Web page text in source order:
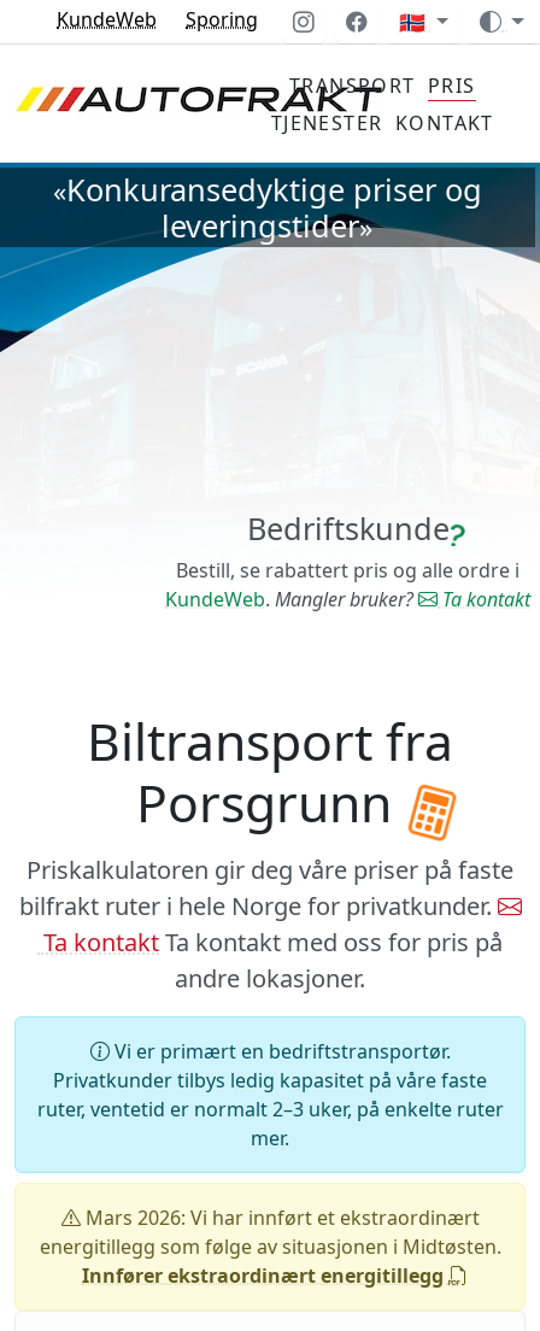
KundeWeb Sporing 🇳🇴
TRANSPORT PRIS
TJENESTER KONTAKT
«Konkuransedyktige priser og
leveringstider»
Bedriftskunde
Bestill, se rabattert pris og alle ordre i
KundeWeb. Mangler bruker? Ta kontakt
Biltransport fra
Porsgrunn
Priskalkulatoren gir deg våre priser på faste
bilfrakt ruter i hele Norge for privatkunder.
Ta kontaktTa kontakt med oss for pris på
andre lokasjoner.
Vi er primært en bedriftstransportør.
Privatkunder tilbys ledig kapasitet på våre faste
ruter, ventetid er normalt 2–3 uker, på enkelte ruter
mer.
Mars 2026: Vi har innført et ekstraordinært
energitillegg som følge av situasjonen i Midtøsten.
Innfører ekstraordinært energitillegg